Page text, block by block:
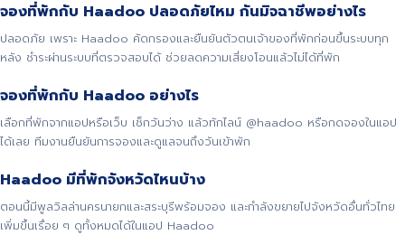
จองที่พักกับ Haadoo ปลอดภัยไหม กันมิจฉาชีพอย่างไร
ปลอดภัย เพราะ Haadoo คัดกรองและยืนยันตัวตนเจ้าของที่พักก่อนขึ้นระบบทุก
หลัง ชำระผ่านระบบที่ตรวจสอบได้ ช่วยลดความเสี่ยงโอนแล้วไม่ได้ที่พัก
จองที่พักกับ Haadoo อย่างไร
เลือกที่พักจากแอปหรือเว็บ เช็กวันว่าง แล้วทักไลน์ @haadoo หรือกดจองในแอป
ได้เลย ทีมงานยืนยันการจองและดูแลจนถึงวันเข้าพัก
Haadoo มีที่พักจังหวัดไหนบ้าง
ตอนนี้มีพูลวิลล่านครนายกและสระบุรีพร้อมจอง และกำลังขยายไปจังหวัดอื่นทั่วไทย
เพิ่มขึ้นเรื่อย ๆ ดูทั้งหมดได้ในแอป Haadoo